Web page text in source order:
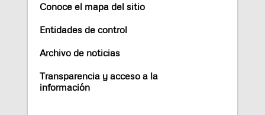
Conoce el mapa del sitio
Entidades de control
Archivo de noticias
Transparencia y acceso a la
información